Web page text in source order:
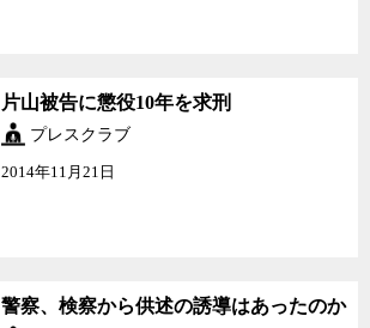
片山被告に懲役10年を求刑
プレスクラブ
2014年11月21日
警察、検察から供述の誘導はあったのか